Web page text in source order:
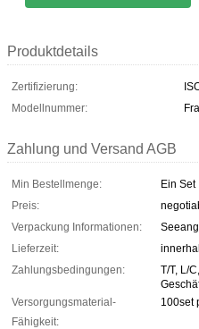
Produktdetails
Zertifizierung:
Modellnummer:
Zahlung und Versand AGB
Min Bestellmenge:
Ein Set
Preis:
Verpackung Informationen:
Lieferzeit:
Zahlungsbedingungen:
T/T, L/
Versorgungsmaterial-
Fähigkeit:
100set